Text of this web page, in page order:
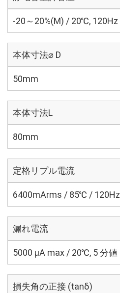
-20～20%(M) / 20℃, 120Hz
本体寸法⌀ D
50mm
本体寸法L
80mm
定格リプル電流
6400mArms / 85℃ / 120Hz
漏れ電流
5000 μA max / 20℃, 5 分値
損失角の正接 (tanδ)